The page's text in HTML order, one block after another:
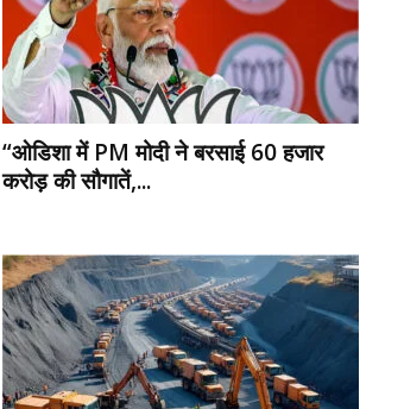
“ओडिशा में PM मोदी ने बरसाई 60 हजार
करोड़ की सौगातें,...